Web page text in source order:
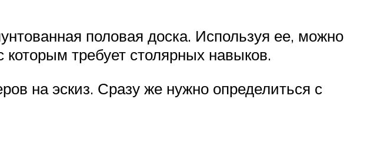
половая доска. Используя ее, можно
требует столярных навыков.
на эскиз. Сразу же нужно определиться с